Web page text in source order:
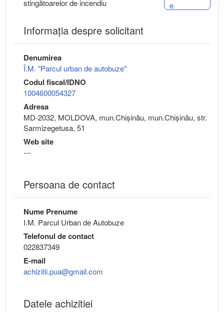
stingătoarelor de incendiu e
Informaţia despre solicitant
Denumirea
Î.M. "Parcul urban de autobuze"
Codul fiscal/IDNO
1004600054327
Adresa
MD-2032, MOLDOVA, mun.Chişinău, mun.Chişinău, str.
Sarmizegetusa, 51
Web site
---
Persoana de contact
Nume Prenume
I.M. Parcul Urban de Autobuze
Telefonul de contact
022837349
E-mail
achizitii.pua@gmail.com
Datele achizitiei